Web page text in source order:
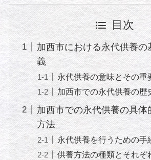
目次
加西市における永代供養の
義
永代供養の意味とその重
加西市での永代供養の歴
加西市での永代供養の具体
方法
永代供養を行うための手
供養方法の種類とそれぞ